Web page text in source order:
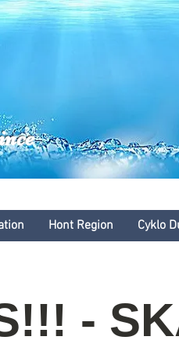
leto
Hont Region Cyklo
-